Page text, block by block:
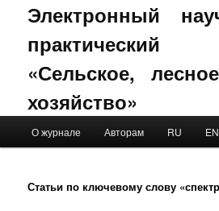
Электронный
«Сельское,
хозяйство»
Skip to primary content
Skip to secondary content
О журнале Авторам RU EN
Статьи по ключевому слову